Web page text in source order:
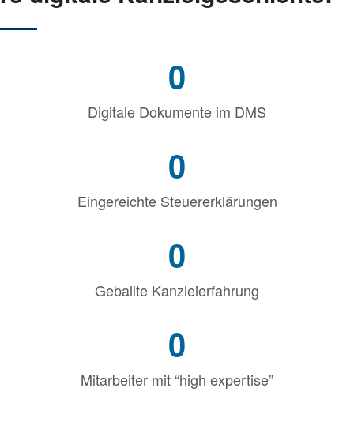
0
Digi­ta­le Doku­men­te im DMS
0
Ein­ge­reich­te Steu­er­erklä­run­gen
0
Geball­te Kanz­lei­er­fah­rung
0
Mit­ar­bei­ter mit “high exper­ti­se”